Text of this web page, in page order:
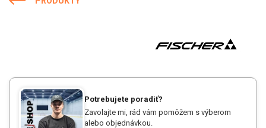
Potrebujete poradiť?
Zavolajte mi, rád vám pomôžem s výberom
alebo objednávkou.